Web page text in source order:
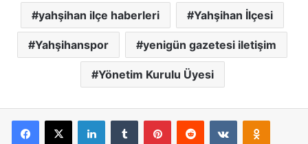
yahşihan ilçe haberleri Yahşihan İlçesi
Yahşihanspor yenigün gazetesi iletişim
Yönetim Kurulu Üyesi